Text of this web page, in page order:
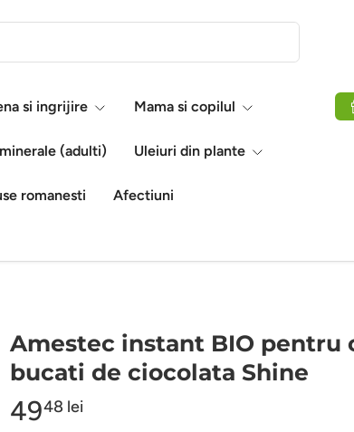
si ingrijire Mama si copilul
(adulti) Uleiuri din plante
romanesti Afectiuni
Amestec instant BIO pentru
bucati de ciocolata Shine
4948 lei